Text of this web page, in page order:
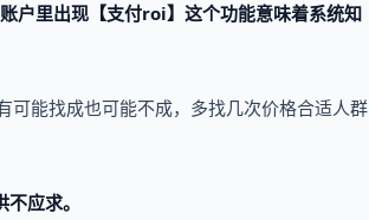
户里出现【支付roi】这个功能意味着系统知
能找成也可能不成，多找几次价格合适人群
应求。